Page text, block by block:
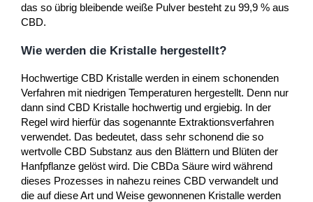
das so übrig bleibende weiße Pulver besteht zu 99,9 % aus
CBD.
Wie werden die Kristalle hergestellt?
Hochwertige CBD Kristalle werden in einem schonenden
Verfahren mit niedrigen Temperaturen hergestellt. Denn nur
dann sind CBD Kristalle hochwertig und ergiebig. In der
Regel wird hierfür das sogenannte Extraktionsverfahren
verwendet. Das bedeutet, dass sehr schonend die so
wertvolle CBD Substanz aus den Blättern und Blüten der
Hanfpflanze gelöst wird. Die CBDa Säure wird während
dieses Prozesses in nahezu reines CBD verwandelt und
die auf diese Art und Weise gewonnenen Kristalle werden